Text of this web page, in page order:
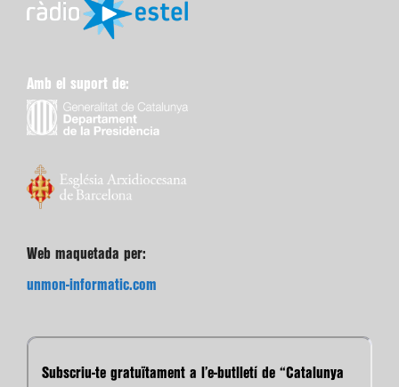
Amb el suport de:
Web maquetada per:
unmon-informatic.com
Subscriu-te gratuïtament a l’e-butlletí de “Catalunya